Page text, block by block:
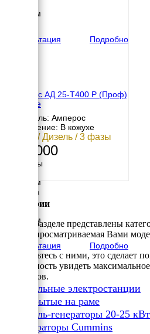
1450 мм
Консультация
Подробно
Амперос АД 25-Т400 Р (Проф)
в кожухе
Двигатель: Амперос
Исполнение: В кожухе
25 кВт / Дизель / 3 фазы
605 000
Размеры
2100 мм
Ширина
1350 мм
Консультация
Подробно
Категории
В этом разделе представлены
входит просматриваемая Вами
ознакомьтесь с ними, это сделает
возможность увидеть
вариантов.
Дизельные электростанции
Открытые на раме
Дизель-генераторы 20-25 кВт
Генераторы Cummins